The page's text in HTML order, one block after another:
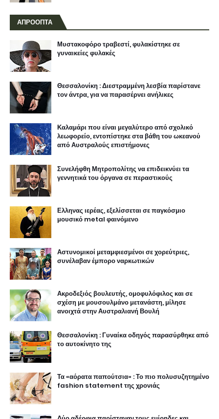
ΑΠΡΟΟΠΤΑ
Μυστακοφόρο τραβεστί, φυλακίστηκε σε
γυναικείες φυλακές
Θεσσαλονίκη : Διεστραμμένη λεσβία παρίστανε
τον άντρα, για να παρασέρνει ανήλικες
Καλαμάρι που είναι μεγαλύτερο από σχολικό
λεωφορείο, εντοπίστηκε στα βάθη του ωκεανού
από Αυστραλούς επιστήμονες
Συνελήφθη Μητροπολίτης να επιδεικνύει τα
γεννητικά του όργανα σε περαστικούς
Ελληνας ιερέας, εξελίσσεται σε παγκόσμιο
μουσικό metal φαινόμενο
Αστυνομικοί μεταμφιεσμένοι σε χορεύτριες,
συνέλαβαν έμπορο ναρκωτικών
Ακροδεξιός βουλευτής, ομοφυλόφιλος και σε
σχέση με μουσουλμάνο μετανάστη, μίλησε
ανοιχτά στην Αυστραλιανή Βουλή
Θεσσαλονίκη : Γυναίκα οδηγός παρασύρθηκε από
το αυτοκίνητο της
Τα «αόρατα παπούτσια» : Το πιο πολυσυζητημένο
fashion statement της χρονιάς